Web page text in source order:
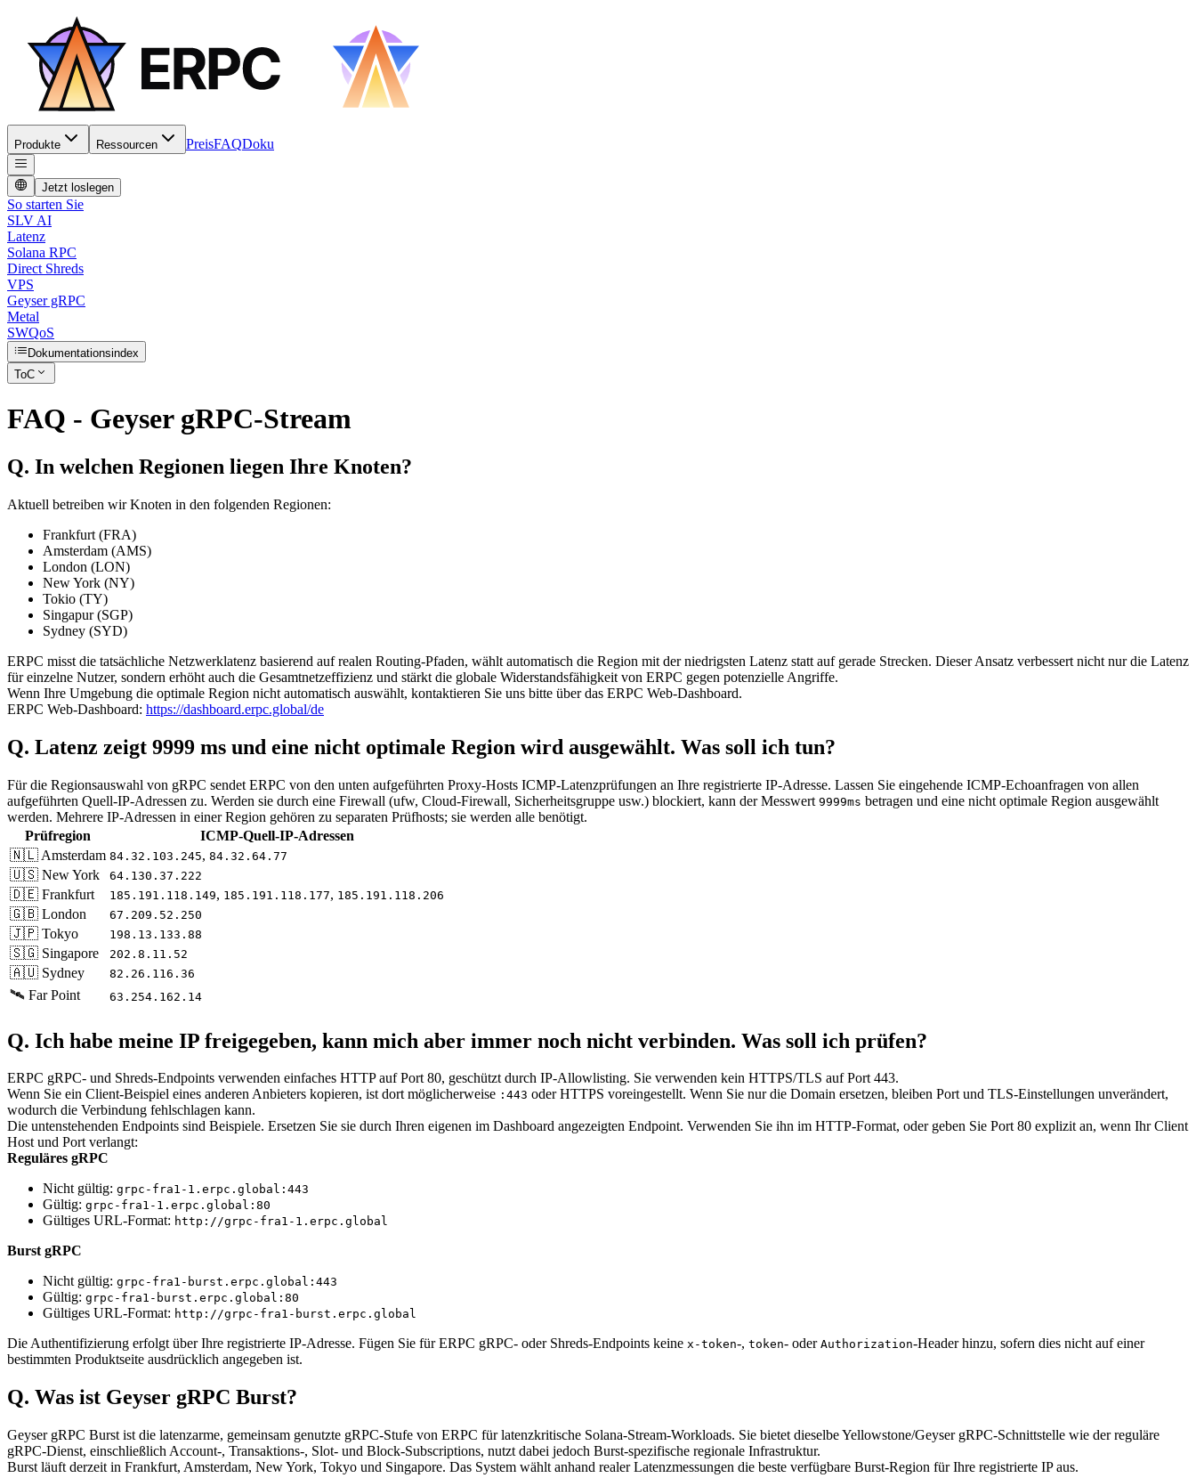
Produkte Ressourcen PreisFAQDoku
Jetzt loslegen
So starten Sie
SLV AI
Latenz
Solana RPC
Direct Shreds
VPS
Geyser gRPC
Metal
SWQoS
Dokumentationsindex
ToC
FAQ - Geyser gRPC-Stream
Q. In welchen Regionen liegen Ihre Knoten?
Aktuell betreiben wir Knoten in den folgenden Regionen:
Frankfurt (FRA)
Amsterdam (AMS)
London (LON)
New York (NY)
Tokio (TY)
Singapur (SGP)
Sydney (SYD)
ERPC misst die tatsächliche Netzwerklatenz basierend auf realen Routing-Pfaden, wählt automatisch die Region mit der niedrigsten Latenz statt auf gerade Strecken. Dieser Ansatz verbessert nicht nur die Latenz
für einzelne Nutzer, sondern erhöht auch die Gesamtnetzeffizienz und stärkt die globale Widerstandsfähigkeit von ERPC gegen potenzielle Angriffe.
Wenn Ihre Umgebung die optimale Region nicht automatisch auswählt, kontaktieren Sie uns bitte über das ERPC Web-Dashboard.
ERPC Web-Dashboard: https://dashboard.erpc.global/de
Q. Latenz zeigt 9999 ms und eine nicht optimale Region wird ausgewählt. Was soll ich tun?
Für die Regionsauswahl von gRPC sendet ERPC von den unten aufgeführten Proxy-Hosts ICMP-Latenzprüfungen an Ihre registrierte IP-Adresse. Lassen Sie eingehende ICMP-Echoanfragen von allen
aufgeführten Quell-IP-Adressen zu. Werden sie durch eine Firewall (ufw, Cloud-Firewall, Sicherheitsgruppe usw.) blockiert, kann der Messwert 9999ms betragen und eine nicht optimale Region ausgewählt
werden. Mehrere IP-Adressen in einer Region gehören zu separaten Prüfhosts; sie werden alle benötigt.
Prüfregion
ICMP-Quell-IP-Adressen
🇳🇱 Amsterdam 84.32.103.245, 84.32.64.77
🇺🇸 New York 64.130.37.222
🇩🇪 Frankfurt 185.191.118.149, 185.191.118.177, 185.191.118.206
🇬🇧 London 67.209.52.250
🇯🇵 Tokyo 198.13.133.88
🇸🇬 Singapore 202.8.11.52
🇦🇺 Sydney 82.26.116.36
🛰️ Far Point 63.254.162.14
Q. Ich habe meine IP freigegeben, kann mich aber immer noch nicht verbinden. Was soll ich prüfen?
ERPC gRPC- und Shreds-Endpoints verwenden einfaches HTTP auf Port 80, geschützt durch IP-Allowlisting. Sie verwenden kein HTTPS/TLS auf Port 443.
Wenn Sie ein Client-Beispiel eines anderen Anbieters kopieren, ist dort möglicherweise :443 oder HTTPS voreingestellt. Wenn Sie nur die Domain ersetzen, bleiben Port und TLS-Einstellungen unverändert,
wodurch die Verbindung fehlschlagen kann.
Die untenstehenden Endpoints sind Beispiele. Ersetzen Sie sie durch Ihren eigenen im Dashboard angezeigten Endpoint. Verwenden Sie ihn im HTTP-Format, oder geben Sie Port 80 explizit an, wenn Ihr Client
Host und Port verlangt:
Reguläres gRPC
Nicht gültig: grpc-fra1-1.erpc.global:443
Gültig: grpc-fra1-1.erpc.global:80
Gültiges URL-Format: http://grpc-fra1-1.erpc.global
Burst gRPC
Nicht gültig: grpc-fra1-burst.erpc.global:443
Gültig: grpc-fra1-burst.erpc.global:80
Gültiges URL-Format: http://grpc-fra1-burst.erpc.global
Die Authentifizierung erfolgt über Ihre registrierte IP-Adresse. Fügen Sie für ERPC gRPC- oder Shreds-Endpoints keine x-token-, token- oder Authorization-Header hinzu, sofern dies nicht auf einer
bestimmten Produktseite ausdrücklich angegeben ist.
Q. Was ist Geyser gRPC Burst?
Geyser gRPC Burst ist die latenzarme, gemeinsam genutzte gRPC-Stufe von ERPC für latenzkritische Solana-Stream-Workloads. Sie bietet dieselbe Yellowstone/Geyser gRPC-Schnittstelle wie der reguläre
gRPC-Dienst, einschließlich Account-, Transaktions-, Slot- und Block-Subscriptions, nutzt dabei jedoch Burst-spezifische regionale Infrastruktur.
Burst läuft derzeit in Frankfurt, Amsterdam, New York, Tokyo und Singapore. Das System wählt anhand realer Latenzmessungen die beste verfügbare Burst-Region für Ihre registrierte IP aus.